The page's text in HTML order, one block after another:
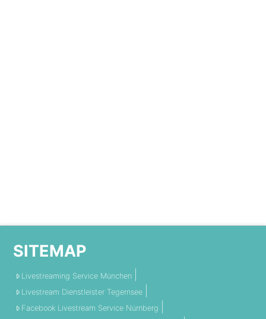
SITEMAP
Livestreaming Service München
Livestream Dienstleister Tegernsee
Facebook Livestream Service Nürnberg